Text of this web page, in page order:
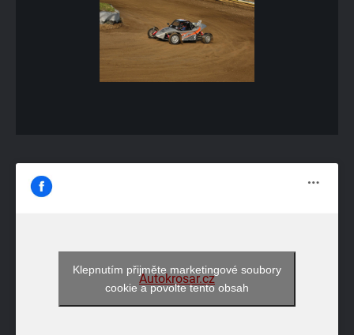
Autokrosar.cz
Klepnutím přijměte marketingové soubory
cookie a povolte tento obsah